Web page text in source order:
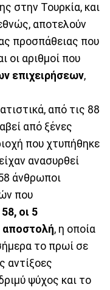
στην Τουρκία, και
αποτελούν
προσπάθειας που
οι αριθμοί που
επιχειρήσεων,
από τις 88
από ξένες
που χτυπήθηκε
ανασυρθεί
άνθρωποι
που
58, οι 5
αποστολή, η οποία
το πρωί σε
αντίξοες
ψύχος και το